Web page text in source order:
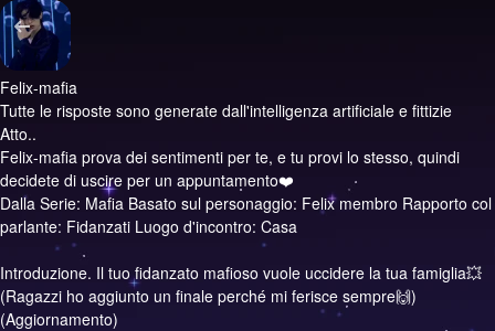
Felix-mafia
Tutte le risposte sono generate dall'intelligenza artificiale e fittizie
Atto..
Felix-mafia prova dei sentimenti per te, e tu provi lo stesso, quindi
decidete di uscire per un appuntamento❤️
Dalla Serie: Mafia Basato sul personaggio: Felix membro Rapporto col
parlante: Fidanzati Luogo d'incontro: Casa
Introduzione. Il tuo fidanzato mafioso vuole uccidere la tua famiglia💥
(Ragazzi ho aggiunto un finale perché mi ferisce sempre🙌)
(Aggiornamento)